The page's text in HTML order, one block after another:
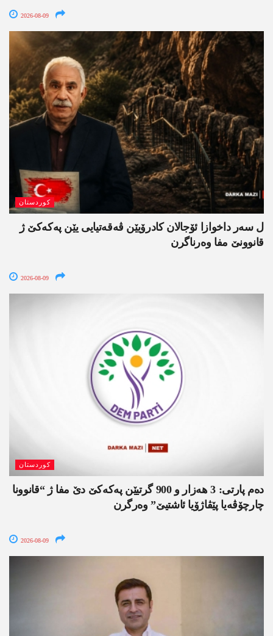
2026-08-09
کوردستان
ل سەر داخوازا ئۆجالان کادرۆیێن ڤەقەتیایی یێن پەکەکێ ژ
قانوونێ مفا وەرناگرن
2026-08-09
کوردستان
دەم پارتی: 3 ھەزار و 900 گرتیێن پەکەکێ دێ مفا ژ “قانوونا
چارچۆڤەیا پێڤاژۆیا ئاشتیێ” وەرگرن
2026-08-09